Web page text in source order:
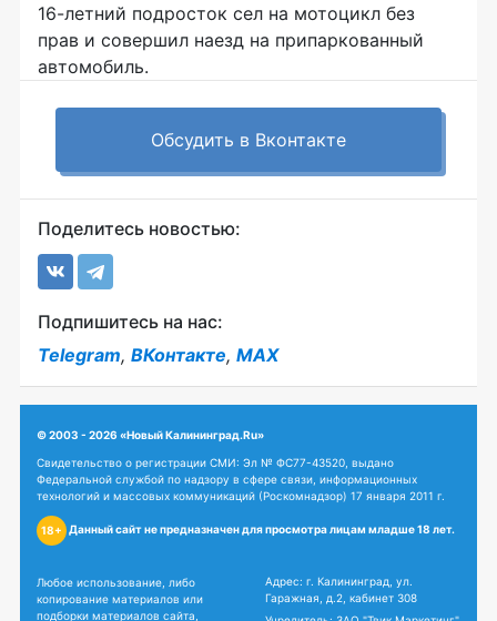
16-летний подросток сел на мотоцикл без
прав и совершил наезд на припаркованный
автомобиль.
Обсудить в Вконтакте
Поделитесь новостью:
Подпишитесь на нас:
Telegram, ВКонтакте, MAX
© 2003 - 2026 «Новый Калининград.Ru»
Свидетельство о регистрации СМИ: Эл № ФС77-43520, выдано
Федеральной службой по надзору в сфере связи, информационных
технологий и массовых коммуникаций (Роскомнадзор) 17 января 2011 г.
18+ Данный сайт не предназначен для просмотра лицам младше 18 лет.
Любое использование, либо
копирование материалов или
подборки материалов сайта,
Адрес: г. Калининград, ул.
Гаражная, д.2, кабинет 308